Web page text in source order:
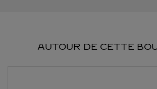
AUTOUR DE CETTE